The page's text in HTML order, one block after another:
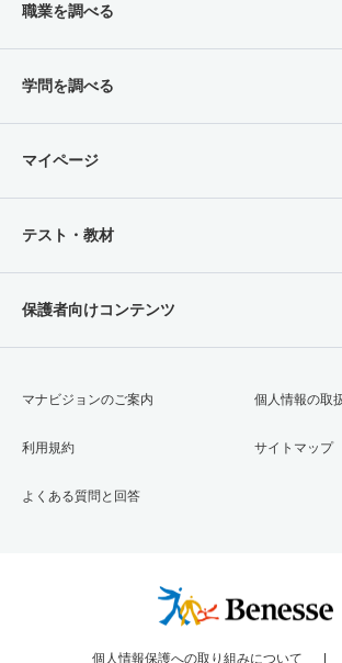
職業を調べる
学問を調べる
マイページ
テスト・教材
保護者向けコンテンツ
マナビジョンのご案内
利用規約
よくある質問と回答
個人情報の取
サイトマップ
個人情報保護への取り組みについて